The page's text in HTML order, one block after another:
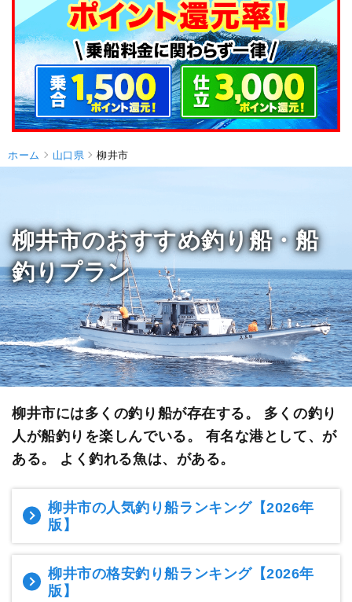
ホーム 山口県 柳井市
柳井市のおすすめ釣り船・船
釣りプラン
柳井市には多くの釣り船が存在する。 多くの釣り
人が船釣りを楽しんでいる。 有名な港として、が
ある。 よく釣れる魚は、がある。
柳井市の人気釣り船ランキング【2026年
版】
柳井市の格安釣り船ランキング【2026年
版】